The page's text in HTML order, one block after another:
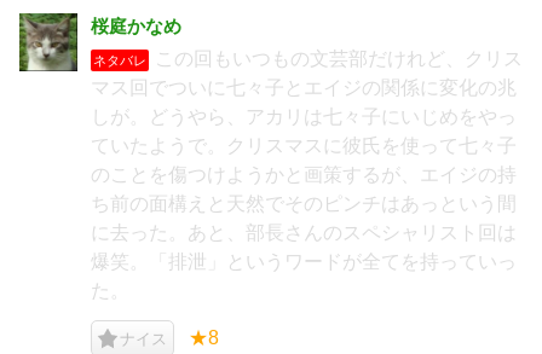
桜庭かなめ
ネタバレ
この回もいつもの文芸部だけれど、クリス
マス回でついに七々子とエイジの関係に変化の兆
しが。どうやら、アカリは七々子にいじめをやっ
ていたようで。クリスマスに彼氏を使って七々子
のことを傷つけようかと画策するが、エイジの持
ち前の面構えと天然でそのピンチはあっという間
に去った。あと、部長さんのスペシャリスト回は
爆笑。「排泄」というワードが全てを持っていっ
た。
ナイス ★8